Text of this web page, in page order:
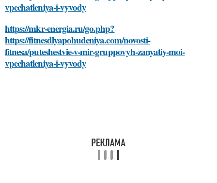
vpechatleniya-i-vyvody
https://mkr-energia.ru/go.php?
https://fitnesdlyapohudeniya.com/novosti-
fitnesa/puteshestvie-v-mir-gruppovyh-zanyatiy-moi-
vpechatleniya-i-vyvody